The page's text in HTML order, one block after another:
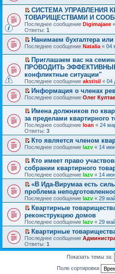
е
р
в
о
м
у
н
е
п
о
ч
и
т
а
н
о
м
у
с
о
о
б
щ
е
н
и
ю
р
е
й
т
и
к
п
е
р
в
о
у
н
е
п
р
о
ч
и
т
а
н
н
о
м
у
с
о
о
б
щ
е
н
и
ю
П
е
р
е
й
т
к
п
е
р
в
о
м
у
е
р
о
ч
и
т
а
н
н
о
м
у
с
о
о
б
щ
е
н
и
ю
СИСТЕМА УПРАВЛЕНИЯ
ТОВАРИЩЕСТВАМИ И
Последнее сообщение Digimajaee «
Ответы: 1
П
р
е
й
т
и
к
п
е
в
м
у
н
е
п
р
о
ч
и
т
а
н
н
о
м
у
с
о
о
б
щ
е
н
Нанимаем бухгалтера
Последнее сообщение Natalia « 04
П
е
р
е
й
т
и
к
п
е
р
в
о
м
у
е
п
р
о
ч
т
а
н
о
м
у
с
о
о
Приглашаем вас на
ПРОВОДИТЬ
конфликтные ситуации"
Последнее сообщение akstisil « 04
П
р
е
й
т
и
к
п
е
р
в
о
м
у
н
е
п
р
о
ч
и
т
а
н
н
о
Информация о членах
Последнее сообщение Олег
П
е
р
е
й
т
к
п
е
р
в
о
м
у
н
е
п
р
о
ч
и
т
а
Имена должников по
за пределами квартирного
Последнее сообщение Ioan « 24
Ответы: 3
П
р
е
й
т
и
к
п
е
р
в
о
м
у
н
е
п
р
Кто является членом
Последнее сообщение lazv « 14
П
е
р
е
й
т
и
к
п
е
р
в
о
м
у
Кто имеет право
собрании квартирного
Последнее сообщение lazv « 14
П
е
р
е
й
т
и
к
п
е
р
«В Ида-Вирумаа есть
проблема
Последнее сообщение lazv « 29
П
е
р
е
й
т
и
Квартирные
реконструкцию домов
Последнее сообщение lazv « 29
П
е
р
Квартирные
Последнее сообщение
Ответы: 1
Показать темы за:
Поле сортировки